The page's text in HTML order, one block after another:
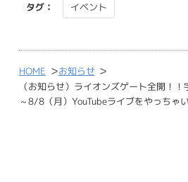
タグ： イベント
HOME >お知らせ >
（お知らせ）ライオンズゲート全開！
～8/8（月）YouTubeライブをやっちゃ